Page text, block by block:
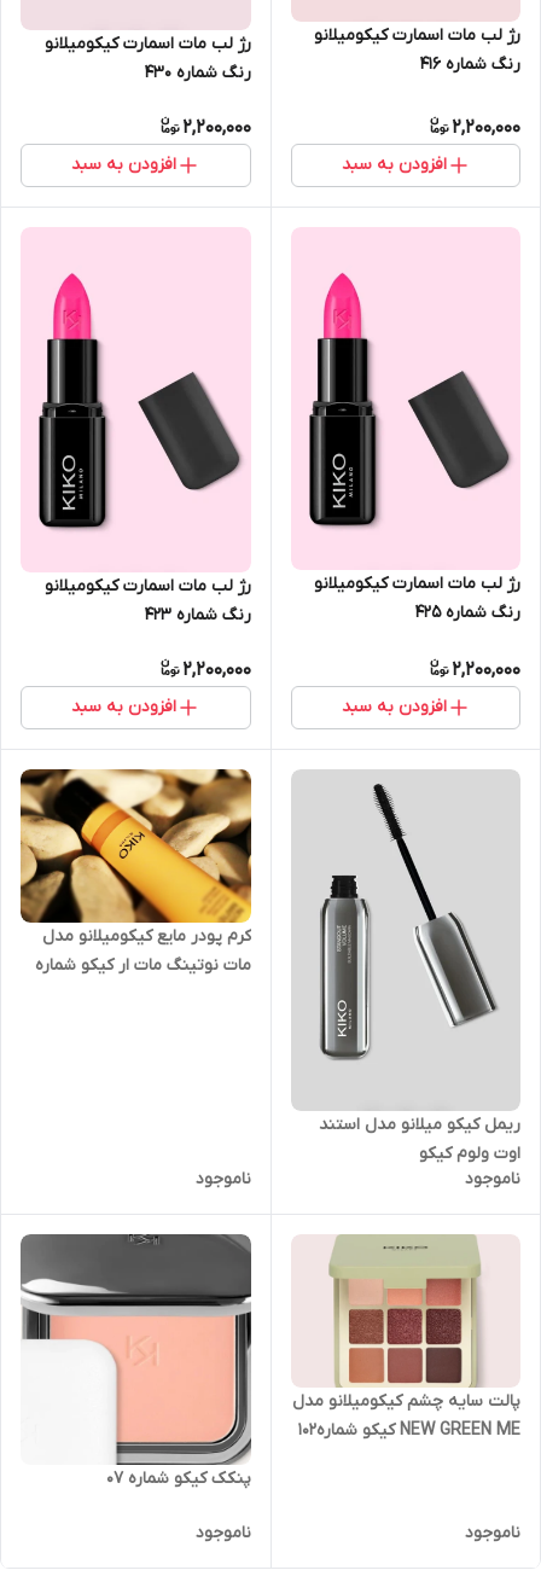
رژ لب مات اسمارت کیکومیلانو
رنگ شماره 416
2,200,000
افزودن به سبد
رژ لب مات اسمارت کیکومیلانو
رنگ شماره 430
2,200,000
افزودن به سبد
رژ لب مات اسمارت کیکومیلانو
رنگ شماره 425
2,200,000
افزودن به سبد
رژ لب مات اسمارت کیکومیلانو
رنگ شماره 423
2,200,000
افزودن به سبد
ریمل کیکو میلانو مدل استند
اوت ولوم کیکو
ناموجود
کرم پودر مایع کیکومیلانو مدل
مات نوتینگ مات ار کیکو شماره
ناموجود
پالت سایه چشم کیکومیلانو مدل
NEW GREEN ME کیکو شماره102
ناموجود
پنکک کیکو شماره 07
ناموجود